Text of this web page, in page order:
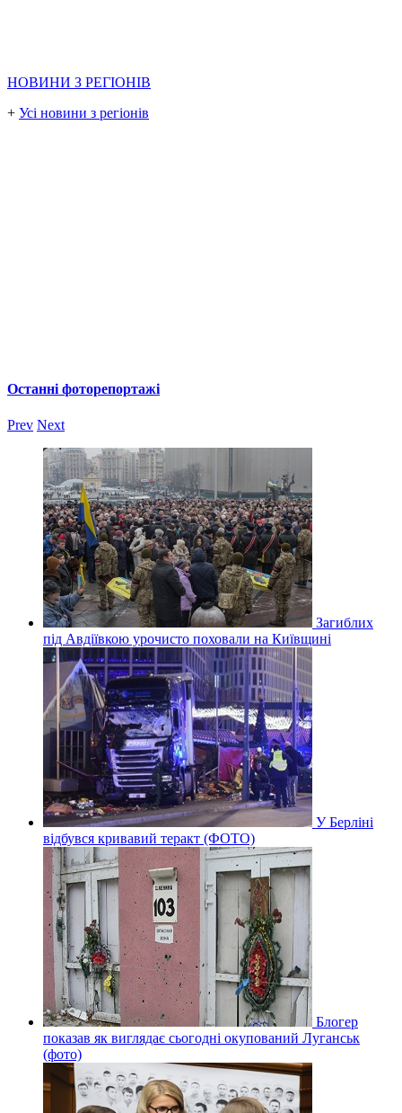
НОВИНИ З РЕГІОНІВ
+ Усі новини з регіонів
Останні фоторепортажі
Prev Next
Загиблих
під Авдіївкою урочисто поховали на Київщині
У Берліні
відбувся кривавий теракт (ФОТО)
Блогер
показав як виглядає сьогодні окупований Луганськ
(фото)